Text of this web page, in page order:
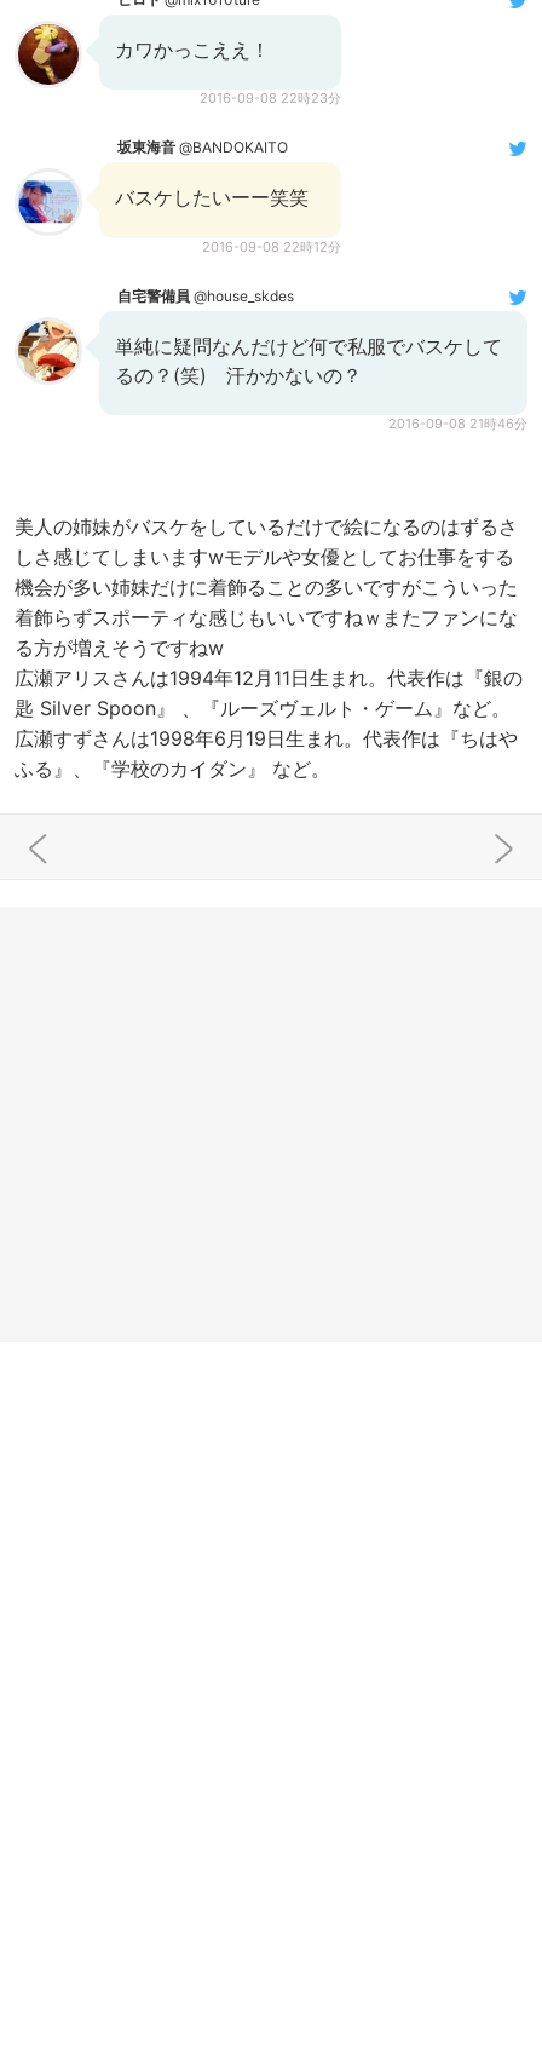
カワかっこええ！
2016-09-08 22時23分
坂東海音 @BANDOKAITO
バスケしたいーー笑笑
2016-09-08 22時12分
自宅警備員 @house_skdes
単純に疑問なんだけど何で私服でバスケして
るの？(笑) 汗かかないの？
2016-09-08 21時46分
美人の姉妹がバスケをしているだけで絵になるのはずるさ
しさ感じてしまいますwモデルや女優としてお仕事をする
機会が多い姉妹だけに着飾ることの多いですがこういった
着飾らずスポーティな感じもいいですねｗまたファンにな
る方が増えそうですねw
広瀬アリスさんは1994年12月11日生まれ。代表作は『銀の
匙 Silver Spoon』 、『ルーズヴェルト・ゲーム』など。
広瀬すずさんは1998年6月19日生まれ。代表作は『ちはや
ふる』、『学校のカイダン』 など。